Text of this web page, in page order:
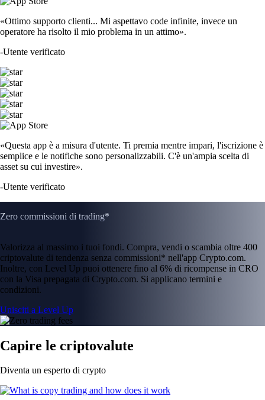
«Ottimo supporto clienti... Mi aspettavo code infinite, invece un
operatore ha risolto il mio problema in un attimo».
-Utente verificato
«Questa app è a misura d'utente. Ti premia mentre impari, l'iscrizione è
semplice e le notifiche sono personalizzabili. C'è un'ampia scelta di
asset su cui investire».
-Utente verificato
Zero commissioni di trading*
Valorizza al massimo i tuoi fondi. Compra, vendi o scambia oltre 400
criptovalute di tendenza senza commissioni* nell'app Crypto.com.
Inoltre, con Level Up puoi ottenere fino al 6% di ricompense in CRO
con la Visa prepagata di Crypto.com. Si applicano termini e
condizioni.
Unisciti a Level Up
Capire le criptovalute
Diventa un esperto di crypto